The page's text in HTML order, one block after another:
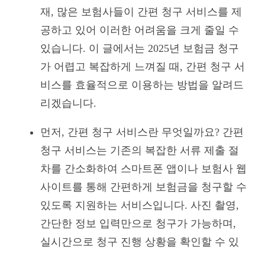
재, 많은 보험사들이 간편 청구 서비스를 제
공하고 있어 이러한 어려움을 크게 줄일 수
있습니다. 이 글에서는 2025년 보험금 청구
가 어렵고 복잡하게 느껴질 때, 간편 청구 서
비스를 효율적으로 이용하는 방법을 알려드
리겠습니다.
먼저, 간편 청구 서비스란 무엇일까요? 간편
청구 서비스는 기존의 복잡한 서류 제출 절
차를 간소화하여 스마트폰 앱이나 보험사 웹
사이트를 통해 간편하게 보험금을 청구할 수
있도록 지원하는 서비스입니다. 사진 촬영,
간단한 정보 입력만으로 청구가 가능하며,
실시간으로 청구 진행 상황을 확인할 수 있